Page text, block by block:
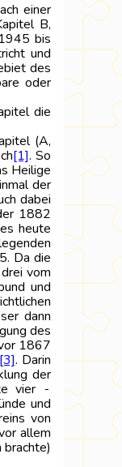
einer
B,
bis
und
des
oder
die
(A,
[1]. So
Heilige
der
dabei
1882
heute
Da die
vom
und
dann
des
1867
[3]. Darin
der
vier ‑
und
von
allem